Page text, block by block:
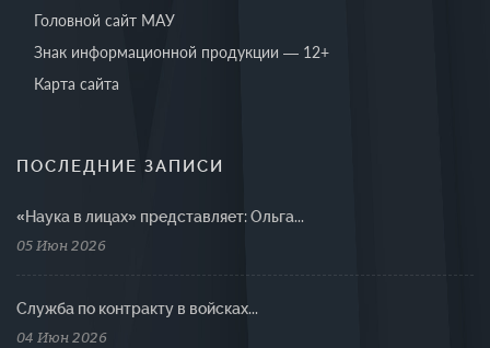
Головной сайт МАУ
Знак информационной продукции — 12+
Карта сайта
ПОСЛЕДНИЕ ЗАПИСИ
«Наука в лицах» представляет: Ольга...
05 Июн 2026
Cлужба по контракту в войсках...
04 Июн 2026